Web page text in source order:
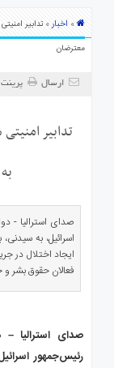
» اخبار» تدابیر
معترضان
ارسال پرینت
تدابیر
صدای استرالیا -
اسرائیل، به
ایجاد اختلال در
فعالان حقوق بشر
صدای استرالیا
رئیس‌جمهور